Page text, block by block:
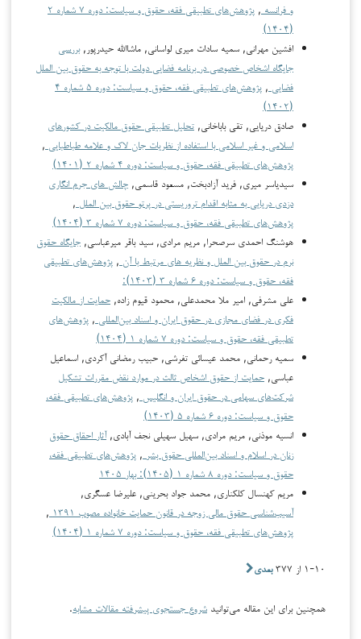
و فرانسه ,
پژوهش‌های تطبیقی فقه، حقوق و سیاست: دوره ۷ شماره ۲
(۱۴۰۴)
افشین مهرانی, سمیه سادات میری لواسانی, ماشاالله حیدرپور,بررسی
جایگاه اشخاص خصوصی در برنامه فضایی دولت با توجه به حقوق بین الملل
فضایی ,
پژوهش‌های تطبیقی فقه، حقوق و سیاست: دوره ۵ شماره ۴
(۱۴۰۲)
صادق دریایی, تقی باباخانی, تحلیل تطبیقی حقوق مالکیت در کشورهای
اسلامی و غیر اسلامی با استفاده از نظریات جان لاک و علامه طباطبایی ,
پژوهش‌های تطبیقی فقه، حقوق و سیاست: دوره ۴ شماره ۲ (۱۴۰۱)
سیدیاسر میری, فرید آزادبخت, مسعود قاسمی, چالش های جرم انگاری
دزدی دریایی به مثابه اقدام تروریستی در پرتو حقوق بین الملل ,
پژوهش‌های تطبیقی فقه، حقوق و سیاست: دوره ۷ شماره ۳ (۱۴۰۴)
هوشنگ احمدی سرصحرا, مریم مرادی, سید باقر میرعباسی, جایگاه حقوق
نرم در حقوق بین الملل و نظریه های مرتبط با آن , پژوهش‌های تطبیقی
فقه، حقوق و سیاست: دوره ۶ شماره ۳ (۱۴۰۳):
علی مشرفی, امیر ملا محمدعلی, محمود قیوم زاده, حمایت از مالکیت
فکری در فضای مجازی در حقوق ایران و اسناد بین‌المللی , پژوهش‌های
تطبیقی فقه، حقوق و سیاست: دوره ۷ شماره ۱ (۱۴۰۴)
سمیه رحمانی, محمد عیسائی تفرشی, حبیب رمضانی آکردی, اسماعیل
عباسی, حمایت از حقوق اشخاص ثالث در موارد نقض مقررات تشکیل
شرکت‌های سهامی در حقوق ایران و انگلیس , پژوهش‌های تطبیقی فقه،
حقوق و سیاست: دوره ۶ شماره ۵ (۱۴۰۳)
انسیه موذنی, مریم مرادی, سهیل سهیلی نجف آبادی,آثار احقاق حقوق
زنان در اسلام و اسناد بین‌المللی حقوق بشر , پژوهش‌های تطبیقی فقه،
حقوق و سیاست: دوره ۸ شماره ۱ (۱۴۰۵): بهار ۱۴۰۵
مریم کهنسال کلکناری, محمد جواد بحرینی, علیرضا عسگری,
آسیب‌شناسی حقوق مالی زوجه در قانون حمایت خانواده مصوب ۱۳۹۱
,
پژوهش‌های تطبیقی فقه، حقوق و سیاست: دوره ۷ شماره ۱ (۱۴۰۴)
۱-۱۰ از ۳۷۷ بعدی
همچنین برای این مقاله می‌توانید شروع جستجوی پیشرفته مقالات مشابه.